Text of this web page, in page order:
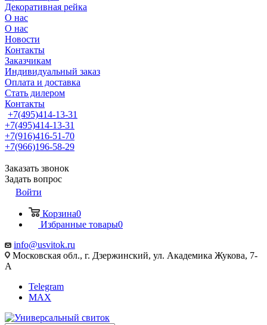
Декоративная рейка
О нас
О нас
Новости
Контакты
Заказчикам
Индивидуальный заказ
Оплата и доставка
Стать дилером
Контакты
+7(495)414-13-31
+7(495)414-13-31
+7(916)416-51-70
+7(966)196-58-29
Заказать звонок
Задать вопрос
Войти
Корзина0
Избранные товары0
info@usvitok.ru
Московская обл., г. Дзержинский, ул. Академика Жукова, 7-
А
Telegram
MAX